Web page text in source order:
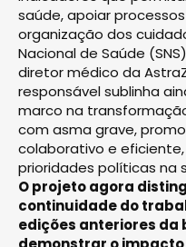
saúde, apoiar
organização dos
Nacional de Saúde
diretor médico da
responsável sublinha
marco na
com asma grave,
colaborativo e
prioridades políticas na
O projeto agora
continuidade do
edições anteriores da